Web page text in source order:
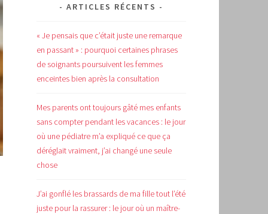
ARTICLES RÉCENTS
« Je pensais que c’était juste une remarque
en passant » : pourquoi certaines phrases
de soignants poursuivent les femmes
enceintes bien après la consultation
Mes parents ont toujours gâté mes enfants
sans compter pendant les vacances : le jour
où une pédiatre m’a expliqué ce que ça
déréglait vraiment, j’ai changé une seule
chose
J’ai gonflé les brassards de ma fille tout l’été
juste pour la rassurer : le jour où un maître-